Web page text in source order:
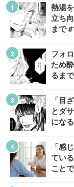
熱湯
立ち
まで
フォ
ため
るま
「目
とダ
にな
「感
てい
ことで